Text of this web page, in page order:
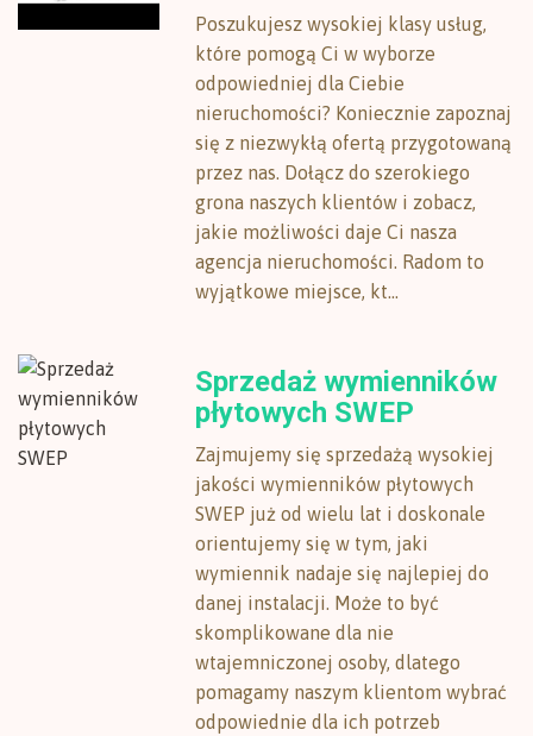
Poszukujesz wysokiej klasy usług,
które pomogą Ci w wyborze
odpowiedniej dla Ciebie
nieruchomości? Koniecznie zapoznaj
się z niezwykłą ofertą przygotowaną
przez nas. Dołącz do szerokiego
grona naszych klientów i zobacz,
jakie możliwości daje Ci nasza
agencja nieruchomości. Radom to
wyjątkowe miejsce, kt...
Sprzedaż wymienników
płytowych SWEP
Zajmujemy się sprzedażą wysokiej
jakości wymienników płytowych
SWEP już od wielu lat i doskonale
orientujemy się w tym, jaki
wymiennik nadaje się najlepiej do
danej instalacji. Może to być
skomplikowane dla nie
wtajemniczonej osoby, dlatego
pomagamy naszym klientom wybrać
odpowiednie dla ich potrzeb